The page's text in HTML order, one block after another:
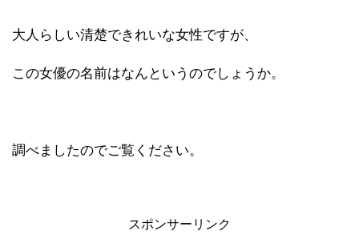
大人らしい清楚できれいな女性ですが、
この女優の名前はなんというのでしょうか。
調べましたのでご覧ください。
スポンサーリンク